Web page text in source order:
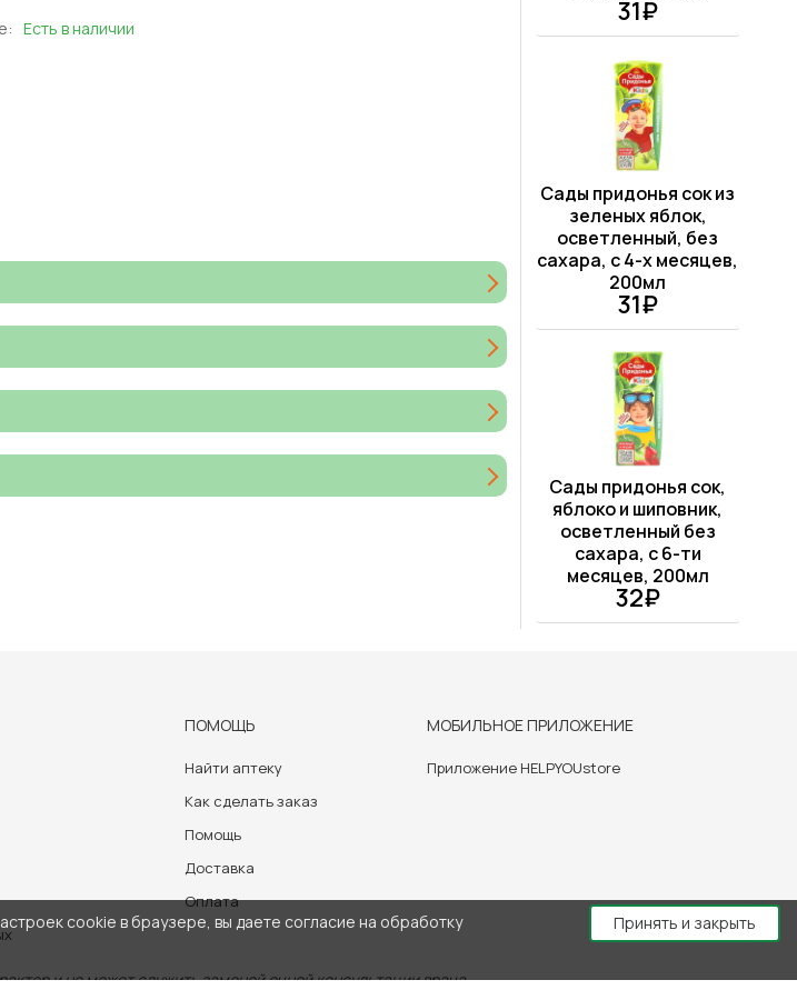
Есть в наличии
31₽
Сады придонья сок из
зеленых яблок,
осветленный, без
сахара, с 4-х месяцев,
200мл
31₽
Сады придонья сок,
яблоко и шиповник,
осветленный без
сахара, с 6-ти
месяцев, 200мл
32₽
ПОМОЩЬ
Найти аптеку
Как сделать заказ
Помощь
Доставка
Оплата
МОБИЛЬНОЕ ПРИЛОЖЕНИЕ
Приложение HELPYOUstore
и не может служить заменой очной консультации врача.
cookie в браузере, вы даете согласие на обработку
Принять и закрыть